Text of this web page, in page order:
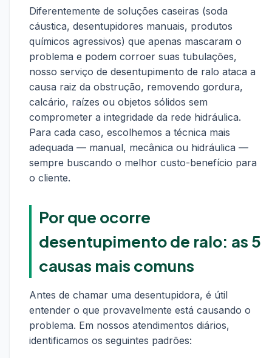
Diferentemente de soluções caseiras (soda
cáustica, desentupidores manuais, produtos
químicos agressivos) que apenas mascaram o
problema e podem corroer suas tubulações,
nosso serviço de desentupimento de ralo ataca a
causa raiz da obstrução, removendo gordura,
calcário, raízes ou objetos sólidos sem
comprometer a integridade da rede hidráulica.
Para cada caso, escolhemos a técnica mais
adequada — manual, mecânica ou hidráulica —
sempre buscando o melhor custo-benefício para
o cliente.
Por que ocorre
desentupimento de ralo: as 5
causas mais comuns
Antes de chamar uma desentupidora, é útil
entender o que provavelmente está causando o
problema. Em nossos atendimentos diários,
identificamos os seguintes padrões: